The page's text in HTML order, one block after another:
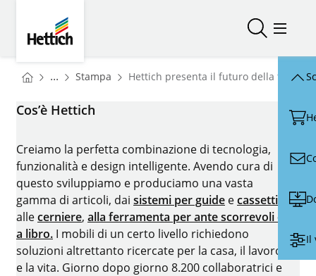
Aprire/Menu
Il
You are here:
Homepage
... Stampa Homepage
Hettich presenta il futuro della tecnica
Cos’è Hettich
Creiamo la perfetta combinazione di tecnologia,
funzionalità e design intelligente. Avendo cura di
questo sviluppiamo e produciamo una vasta
gamma di articoli, dai sistemi per guide ecassetti
allecerniere, alla ferramenta per ante scorrevoli e
a libro. I mobili di un certo livello richiedono
soluzioni altrettanto ricercate per la casa, il lavoro
e la vita. Giorno dopo giorno 8.200 collaboratrici e